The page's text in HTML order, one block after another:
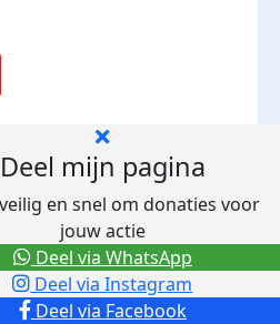
Deel mijn pagina
en snel om donaties voor
jouw actie
Deel via Facebook
Deel via Instagram
Deel via WhatsApp